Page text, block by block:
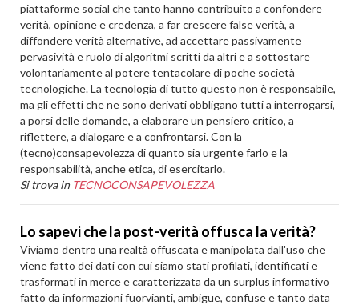
piattaforme social che tanto hanno contribuito a confondere
verità, opinione e credenza, a far crescere false verità, a
diffondere verità alternative, ad accettare passivamente
pervasività e ruolo di algoritmi scritti da altri e a sottostare
volontariamente al potere tentacolare di poche società
tecnologiche. La tecnologia di tutto questo non è responsabile,
ma gli effetti che ne sono derivati obbligano tutti a interrogarsi,
a porsi delle domande, a elaborare un pensiero critico, a
riflettere, a dialogare e a confrontarsi. Con la
(tecno)consapevolezza di quanto sia urgente farlo e la
responsabilità, anche etica, di esercitarlo.
Si trova in TECNOCONSAPEVOLEZZA
Lo sapevi che la post-verità offusca la verità?
Viviamo dentro una realtà offuscata e manipolata dall'uso che
viene fatto dei dati con cui siamo stati profilati, identificati e
trasformati in merce e caratterizzata da un surplus informativo
fatto da informazioni fuorvianti, ambigue, confuse e tanto data